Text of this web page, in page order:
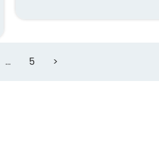
… 5 >